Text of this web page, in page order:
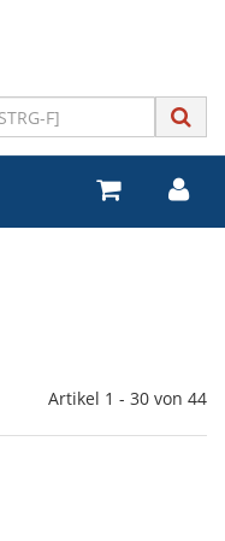
Artikel 1 - 30 von 44